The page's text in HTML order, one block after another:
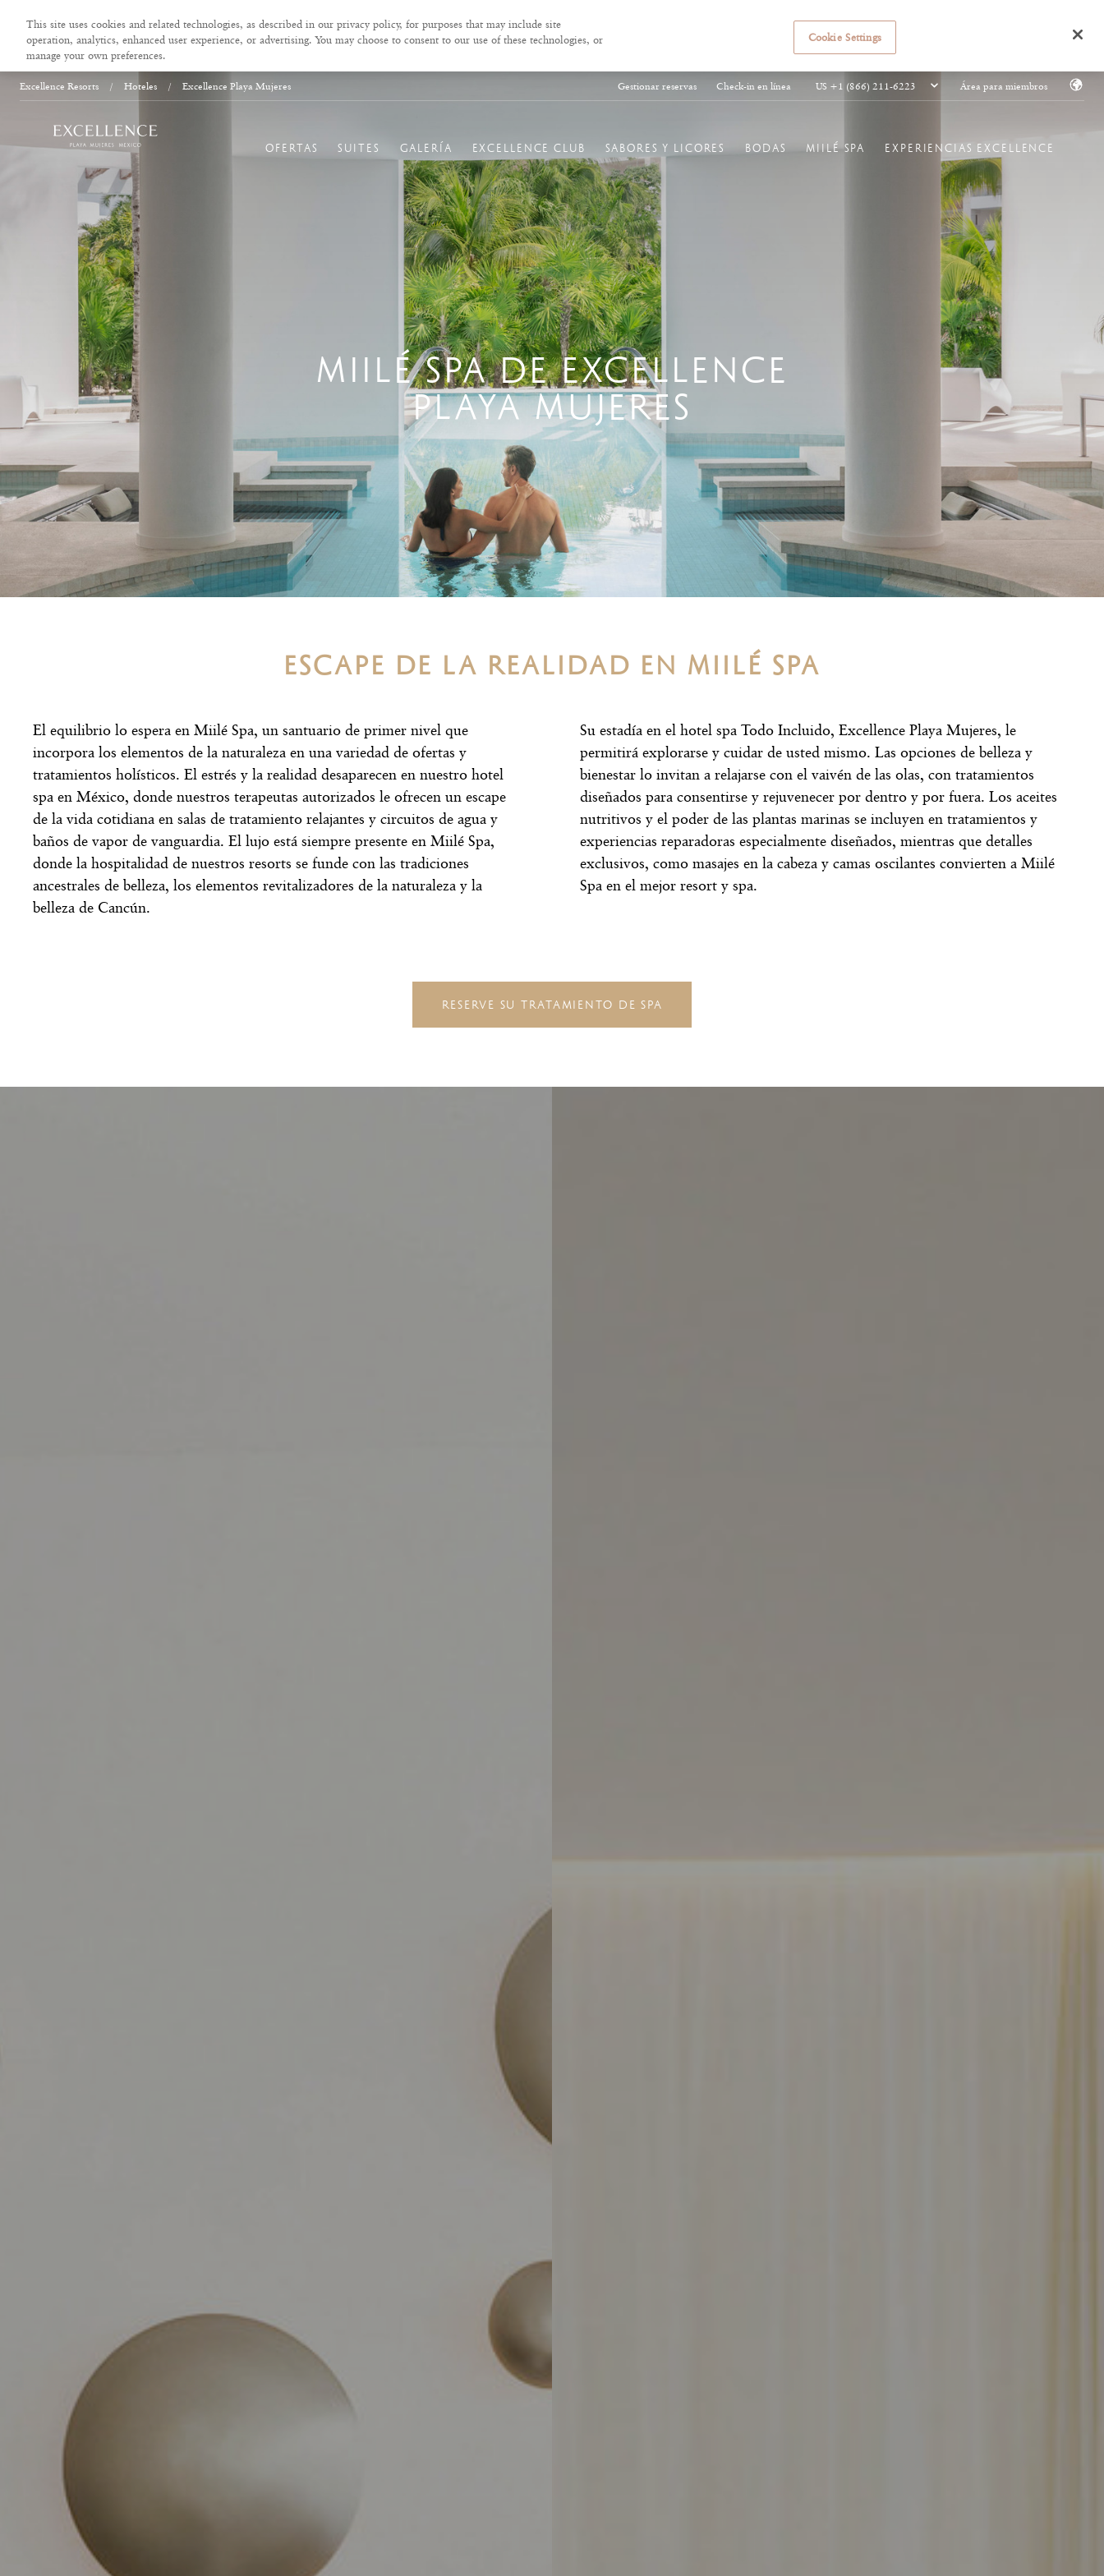
Excellence Resorts / Hoteles / Excellence Playa Mujeres Gestionar reservas Check-in en línea US +1 (866) 211-6223 Área para miembros
OFERTAS SUITES GALERÍA EXCELLENCE CLUB SABORES Y LICORES BODAS MIILÉ SPA EXPERIENCIAS EXCELLENCE
MIILÉ SPA DE EXCELLENCE
PLAYA MUJERES
ESCAPE DE LA REALIDAD EN MIILÉ SPA
El equilibrio lo espera en Miilé Spa, un santuario de primer nivel que
incorpora los elementos de la naturaleza en una variedad de ofertas y
tratamientos holísticos. El estrés y la realidad desaparecen en nuestro hotel
spa en México, donde nuestros terapeutas autorizados le ofrecen un escape
de la vida cotidiana en salas de tratamiento relajantes y circuitos de agua y
baños de vapor de vanguardia. El lujo está siempre presente en Miilé Spa,
donde la hospitalidad de nuestros resorts se funde con las tradiciones
ancestrales de belleza, los elementos revitalizadores de la naturaleza y la
belleza de Cancún.
Su estadía en el hotel spa Todo Incluido, Excellence Playa Mujeres, le
permitirá explorarse y cuidar de usted mismo. Las opciones de belleza y
bienestar lo invitan a relajarse con el vaivén de las olas, con tratamientos
diseñados para consentirse y rejuvenecer por dentro y por fuera. Los aceites
nutritivos y el poder de las plantas marinas se incluyen en tratamientos y
experiencias reparadoras especialmente diseñados, mientras que detalles
exclusivos, como masajes en la cabeza y camas oscilantes convierten a Miilé
Spa en el mejor resort y spa.
RESERVE SU TRATAMIENTO DE SPA
This site uses cookies and related technologies, as described in our privacy policy, for purposes that may include site
operation, analytics, enhanced user experience, or advertising. You may choose to consent to our use of these technologies, or
manage your own preferences.
Cookie Settings